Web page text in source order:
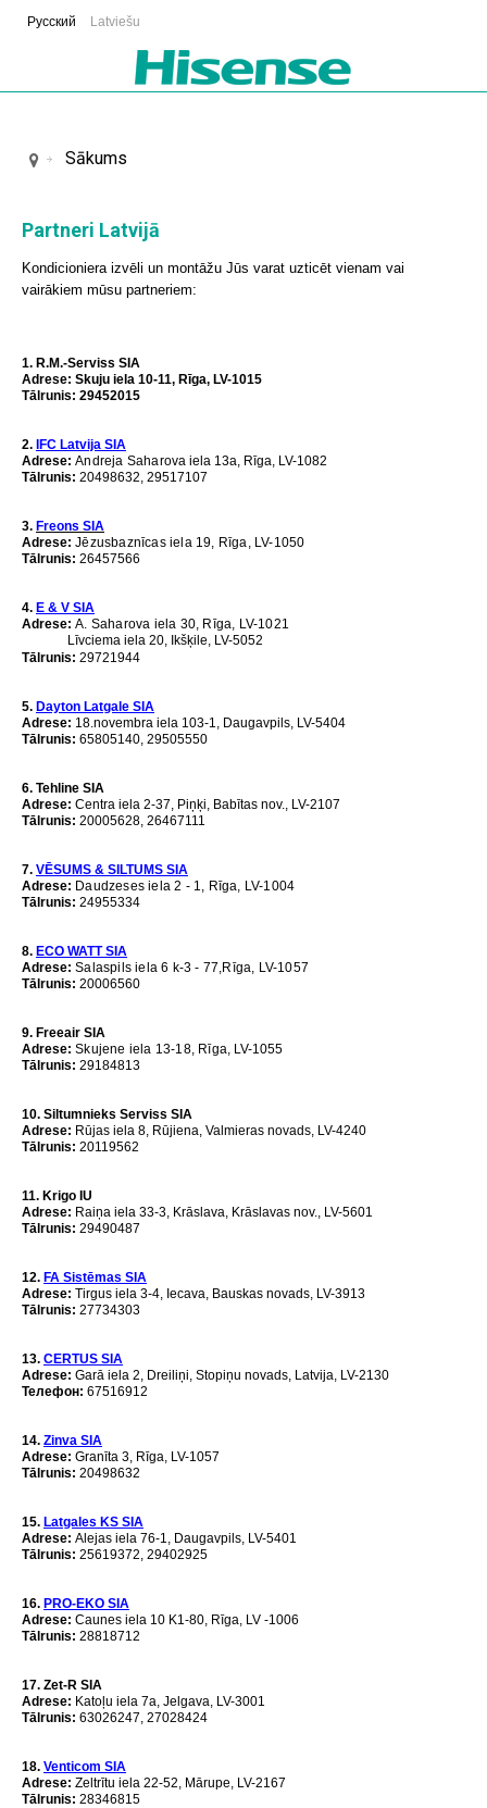
Русский Latviešu
Sākums
Partneri Latvijā
Kondicioniera izvēli un montāžu Jūs varat uzticēt vienam vai
vairākiem mūsu partneriem:
1. R.M.-Serviss SIA
Аdrese: Skuju iela 10-11, Rīga, LV-1015
Tālrunis: 29452015
2. IFC Latvija SIA
Adrese: Andreja Saharova iela 13a, Rīga, LV-1082
Tālrunis: 20498632, 29517107
3. Freons SIA
Adrese: Jēzusbaznīcas iela 19, Rīga, LV-1050
Tālrunis: 26457566
4. E & V SIA
Adrese: A. Saharova iela 30, Rīga, LV-1021
Līvciema iela 20, Ikšķile, LV-5052
Tālrunis: 29721944
5. Dayton Latgale SIA
Adrese: 18.novembra iela 103-1, Daugavpils, LV-5404
Tālrunis: 65805140, 29505550
6. Tehline SIA
Adrese: Centra iela 2-37, Piņķi, Babītas nov., LV-2107
Tālrunis: 20005628, 26467111
7. VĒSUMS & SILTUMS SIA
Adrese: Daudzeses iela 2 - 1, Rīga, LV-1004
Tālrunis: 24955334
8. ECO WATT SIA
Adrese: Salaspils iela 6 k-3 - 77,Rīga, LV-1057
Tālrunis: 20006560
9. Freeair SIA
Adrese: Skujene iela 13-18, Rīga, LV-1055
Tālrunis: 29184813
10. Siltumnieks Serviss SIA
Adrese: Rūjas iela 8, Rūjiena, Valmieras novads, LV-4240
Tālrunis: 20119562
11. Krigo IU
Adrese: Raiņa iela 33-3, Krāslava, Krāslavas nov., LV-5601
Tālrunis: 29490487
12. FA Sistēmas SIA
Adrese: Tirgus iela 3-4, Iecava, Bauskas novads, LV-3913
Tālrunis: 27734303
13. CERTUS SIA
Adrese: Garā iela 2, Dreiliņi, Stopiņu novads, Latvija, LV-2130
Телефон: 67516912
14. Zinva SIA
Adrese: Granīta 3, Rīga, LV-1057
Tālrunis: 20498632
15. Latgales KS SIA
Adrese: Alejas iela 76-1, Daugavpils, LV-5401
Tālrunis: 25619372, 29402925
16. PRO-EKO SIA
Аdrese: Caunes iela 10 K1-80, Rīga, LV -1006
Tālrunis: 28818712
17. Zet-R SIA
Adrese: Katoļu iela 7a, Jelgava, LV-3001
Tālrunis: 63026247, 27028424
18. Venticom SIA
Adrese: Zeltrītu iela 22-52, Mārupe, LV-2167
Tālrunis: 28346815